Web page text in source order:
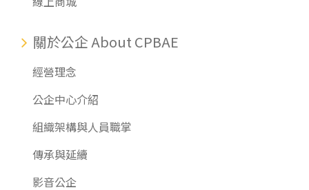
關於公企 About CPBAE
經營理念
公企中心介紹
組織架構與人員職掌
傳承與延續
影音公企